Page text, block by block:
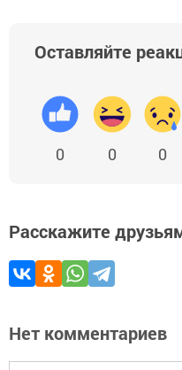
Оставляйте
0 0 0
Расскажите
Нет комментариев